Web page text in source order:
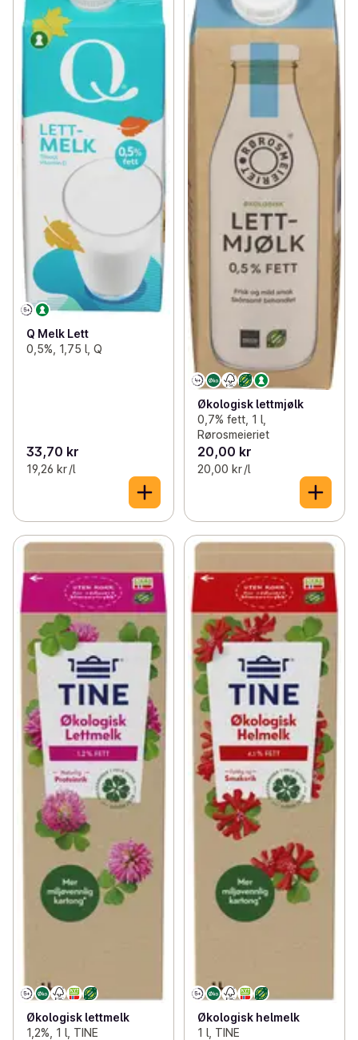
Q Melk Lett
0,5%, 1,75 l, Q
33,70 kr
19,26 kr /l
Økologisk lettmjølk
0,7% fett, 1 l,
Rørosmeieriet
20,00 kr
20,00 kr /l
Økologisk lettmelk
1,2%, 1 l, TINE
Økologisk helmelk
1 l, TINE